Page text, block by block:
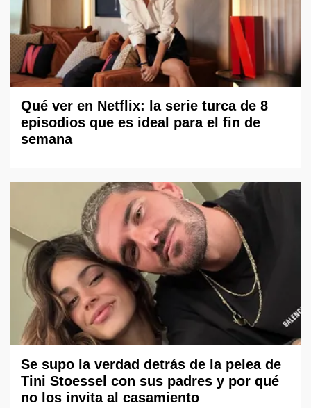
Qué ver en Netflix: la serie turca de 8
episodios que es ideal para el fin de
semana
Se supo la verdad detrás de la pelea de
Tini Stoessel con sus padres y por qué
no los invita al casamiento